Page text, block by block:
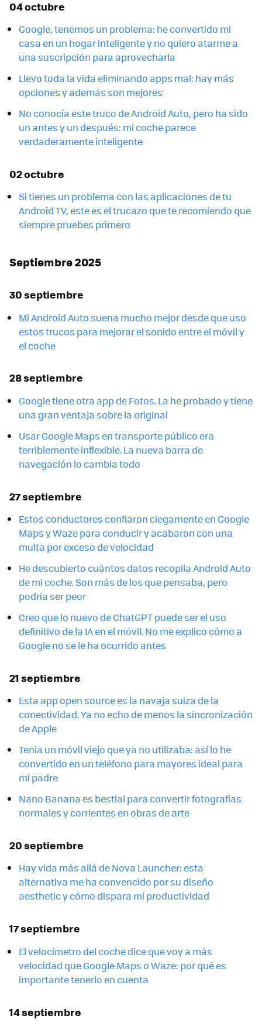
04 octubre
Google, tenemos un problema: he convertido mi
casa en un hogar inteligente y no quiero atarme a
una suscripción para aprovecharla
Llevo toda la vida eliminando apps mal: hay más
opciones y además son mejores
No conocía este truco de Android Auto, pero ha sido
un antes y un después: mi coche parece
verdaderamente inteligente
02 octubre
Si tienes un problema con las aplicaciones de tu
Android TV, este es el trucazo que te recomiendo que
siempre pruebes primero
Septiembre 2025
30 septiembre
Mi Android Auto suena mucho mejor desde que uso
estos trucos para mejorar el sonido entre el móvil y
el coche
28 septiembre
Google tiene otra app de Fotos. La he probado y tiene
una gran ventaja sobre la original
Usar Google Maps en transporte público era
terriblemente inflexible. La nueva barra de
navegación lo cambia todo
27 septiembre
Estos conductores confiaron ciegamente en Google
Maps y Waze para conducir y acabaron con una
multa por exceso de velocidad
He descubierto cuántos datos recopila Android Auto
de mi coche. Son más de los que pensaba, pero
podría ser peor
Creo que lo nuevo de ChatGPT puede ser el uso
definitivo de la IA en el móvil. No me explico cómo a
Google no se le ha ocurrido antes
21 septiembre
Esta app open source es la navaja suiza de la
conectividad. Ya no echo de menos la sincronización
de Apple
Tenia un móvil viejo que ya no utilizaba: así lo he
convertido en un teléfono para mayores ideal para
mi padre
Nano Banana es bestial para convertir fotografías
normales y corrientes en obras de arte
20 septiembre
Hay vida más allá de Nova Launcher: esta
alternativa me ha convencido por su diseño
aesthetic y cómo dispara mi productividad
17 septiembre
El velocímetro del coche dice que voy a más
velocidad que Google Maps o Waze: por qué es
importante tenerlo en cuenta
14 septiembre